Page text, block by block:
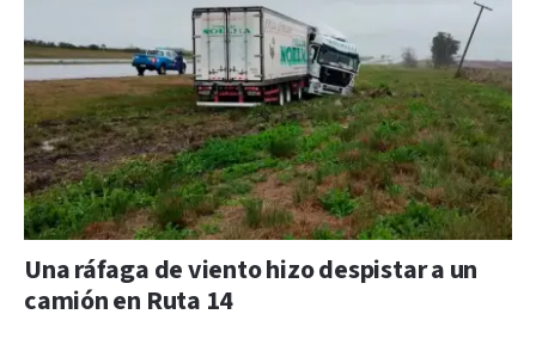
Una ráfaga de viento hizo despistar a un
camión en Ruta 14